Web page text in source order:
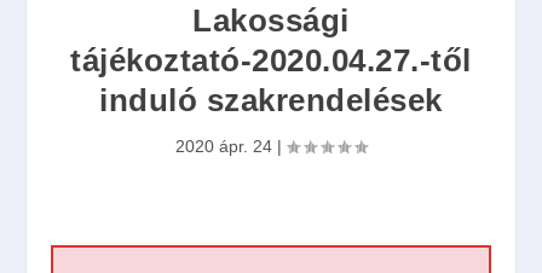
Lakossági
tájékoztató-2020.04.27.-től
induló szakrendelések
2020 ápr. 24 |